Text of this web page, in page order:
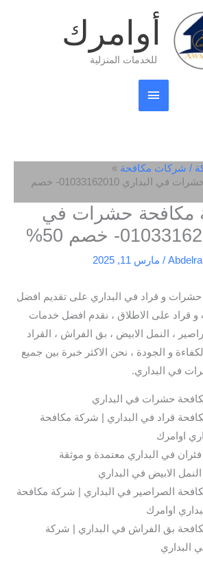
أوامرك
للخدمات المنزلية
القائمة
الرئيسية
/ شركات مكافحة
افضل شركة مكافحة حشرات في البداري 01033162010- خصم
مكافحة حشرات في
/ مارس 11, 2025
و قراد في البداري على تقديم افضل
قراد على الاطلاق ، نقدم افضل خدمات
، النمل الابيض ، بق الفراش ، القراد
و الجودة ، نحن الاكثر خبرة بين جميع
في البداري.
حشرات في البداري
قراد في البداري | شركة مكافحة
اوامرك
في البداري معتمدة و موثقة
الابيض في البداري
الصراصير في البداري | شركة مكافحة
اوامرك
بق الفراش في البداري | شركة
البداري